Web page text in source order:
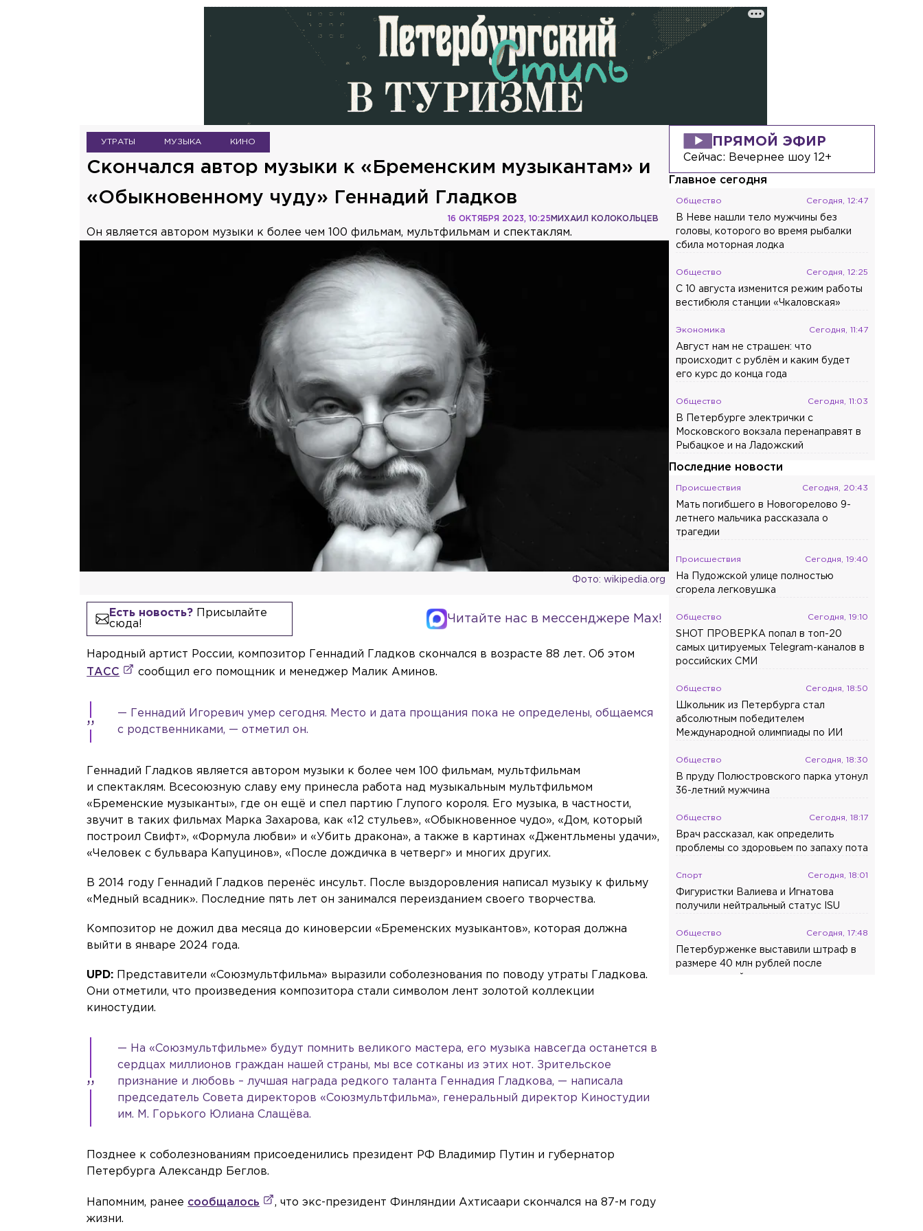
УТРАТЫ МУЗЫКА КИНО
Скончался автор музыки к «Бременским музыкантам» и
«Обыкновенному чуду» Геннадий Гладков
МИХАИЛ КОЛОКОЛЬЦЕВ
16 ОКТЯБРЯ 2023, 10:25
Он является автором музыки к более чем 100 фильмам, мультфильмам и спектаклям.
Фото: wikipedia.org
Есть новость?Присылайте
сюда!
Читайте нас в мессенджере Max!
Народный артист России, композитор Геннадий Гладков скончался в возрасте 88 лет. Об этом
ТАСС
сообщил его помощник и менеджер Малик Аминов.
— Геннадий Игоревич умер сегодня. Место и дата прощания пока не определены, общаемся
с родственниками, — отметил он.
Геннадий Гладков является автором музыки к более чем 100 фильмам, мультфильмам
и спектаклям. Всесоюзную славу ему принесла работа над музыкальным мультфильмом
«Бременские музыканты», где он ещё и спел партию Глупого короля. Его музыка, в частности,
звучит в таких фильмах Марка Захарова, как «12 стульев», «Обыкновенное чудо», «Дом, который
построил Свифт», «Формула любви» и «Убить дракона», а также в картинах «Джентльмены удачи»,
«Человек с бульвара Капуцинов», «После дождичка в четверг» и многих других.
В 2014 году Геннадий Гладков перенёс инсульт. После выздоровления написал музыку к фильму
«Медный всадник». Последние пять лет он занимался переизданием своего творчества.
Композитор не дожил два месяца до киноверсии «Бременских музыкантов», которая должна
выйти в январе 2024 года.
UPD:
Представители «Союзмультфильма» выразили соболезнования по поводу утраты Гладкова.
Они отметили, что произведения композитора стали символом лент золотой коллекции
киностудии.
— На «Союзмультфильме» будут помнить великого мастера, его музыка навсегда останется в
сердцах миллионов граждан нашей страны, мы все сотканы из этих нот. Зрительское
признание и любовь – лучшая награда редкого таланта Геннадия Гладкова, — написала
председатель Совета директоров «Союзмультфильма», генеральный директор Киностудии
им. М. Горького Юлиана Слащёва.
Позднее к соболезнованиям присоеденились президент РФ Владимир Путин и губернатор
Петербурга Александр Беглов.
Напомним, ранее сообщалось
, что экс-президент Финляндии Ахтисаари скончался на 87-м году
жизни.
ПРЯМОЙ ЭФИР
Сейчас: Вечернее шоу 12+
Главное сегодня
Общество Сегодня, 12:47
В Неве нашли тело мужчины без
головы, которого во время рыбалки
сбила моторная лодка
Общество Сегодня, 12:25
С 10 августа изменится режим работы
вестибюля станции «Чкаловская»
Экономика Сегодня, 11:47
Август нам не страшен: что
происходит с рублём и каким будет
его курс до конца года
Общество Сегодня, 11:03
В Петербурге электрички с
Московского вокзала перенаправят в
Рыбацкое и на Ладожский
Последние новости
Происшествия Сегодня, 20:43
Мать погибшего в Новогорелово 9-
летнего мальчика рассказала о
трагедии
Происшествия Сегодня, 19:40
На Пудожской улице полностью
сгорела легковушка
Общество Сегодня, 19:10
SHOT ПРОВЕРКА попал в топ-20
самых цитируемых Telegram-каналов в
российских СМИ
Общество Сегодня, 18:50
Школьник из Петербурга стал
абсолютным победителем
Международной олимпиады по ИИ
Общество Сегодня, 18:30
В пруду Полюстровского парка утонул
36-летний мужчина
Общество Сегодня, 18:17
Врач рассказал, как определить
проблемы со здоровьем по запаху пота
Спорт Сегодня, 18:01
Фигуристки Валиева и Игнатова
получили нейтральный статус ISU
Общество Сегодня, 17:48
Петербурженке выставили штраф в
размере 40 млн рублей после